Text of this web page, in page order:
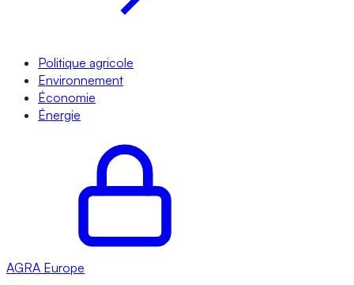
Politique agricole
Environnement
Économie
Énergie
AGRA Europe